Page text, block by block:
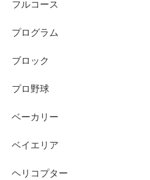
フルコース
プログラム
ブロック
プロ野球
ベーカリー
ベイエリア
ヘリコプター